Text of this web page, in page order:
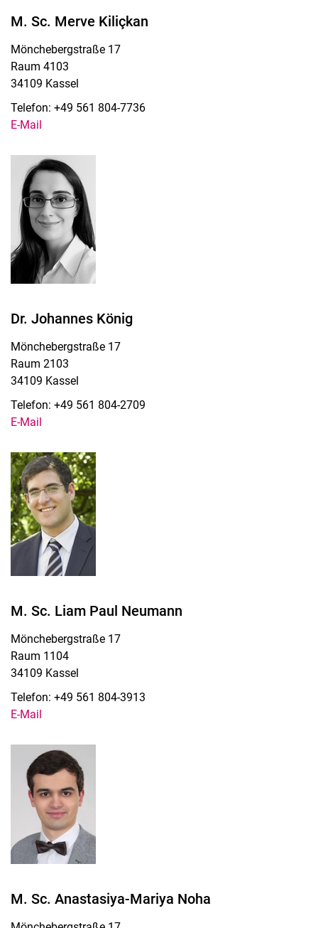
M. Sc. Merve Kiliçkan
Mönchebergstraße 17
Raum 4103
34109 Kassel
Telefon: +49 561 804-7736
E-Mail
Dr. Johannes König
Mönchebergstraße 17
Raum 2103
34109 Kassel
Telefon: +49 561 804-2709
E-Mail
M. Sc. Liam Paul Neumann
Mönchebergstraße 17
Raum 1104
34109 Kassel
Telefon: +49 561 804-3913
E-Mail
M. Sc. Anastasiya-Mariya Noha